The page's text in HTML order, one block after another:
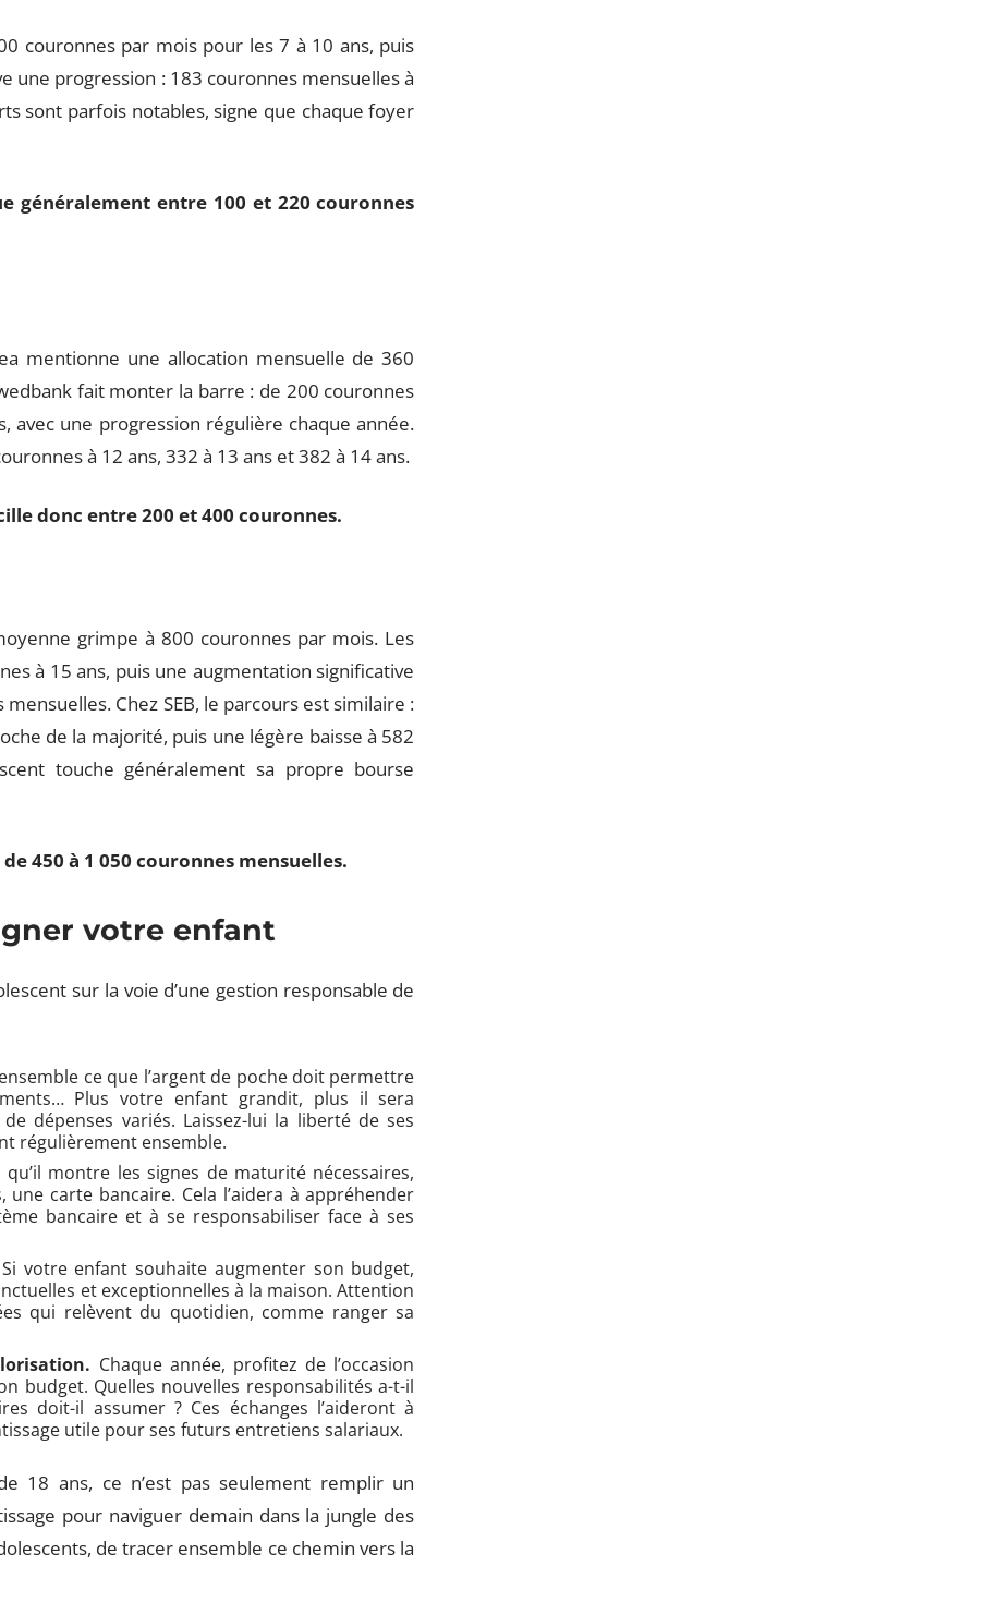
couronnes par mois pour les 7 à 10 ans, puis
une progression : 183 couronnes mensuelles à
sont parfois notables, signe que chaque foyer
généralement entre 100 et 220 couronnes
mentionne une allocation mensuelle de 360
fait monter la barre : de 200 couronnes
avec une progression régulière chaque année.
à 12 ans, 332 à 13 ans et 382 à 14 ans.
donc entre 200 et 400 couronnes.
grimpe à 800 couronnes par mois. Les
à 15 ans, puis une augmentation significative
Chez SEB, le parcours est similaire :
de la majorité, puis une légère baisse à 582
touche généralement sa propre bourse
450 à 1 050 couronnes mensuelles.
votre enfant
sur la voie d’une gestion responsable de
ce que l’argent de poche doit permettre
Plus votre enfant grandit, plus il sera
dépenses variés. Laissez-lui la liberté de ses
régulièrement ensemble.
qu’il montre les signes de maturité nécessaires,
carte bancaire. Cela l’aidera à appréhender
bancaire et à se responsabiliser face à ses
Si votre enfant souhaite augmenter son budget,
et exceptionnelles à la maison. Attention
qui relèvent du quotidien, comme ranger sa
Chaque année, profitez de l’occasion
budget. Quelles nouvelles responsabilités a-t-il
doit-il assumer ? Ces échanges l’aideront à
utile pour ses futurs entretiens salariaux.
18 ans, ce n’est pas seulement remplir un
pour naviguer demain dans la jungle des
de tracer ensemble ce chemin vers la